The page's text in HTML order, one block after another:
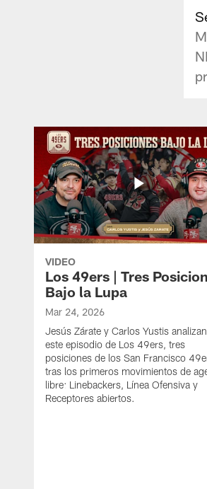
VIDEO
Los 49ers | Tres
Bajo la Lupa
Mar 24, 2026
Jesús Zárate y Carlos Yustis
este episodio de Los 49ers, tres
posiciones de los San Francisco
tras los primeros movimientos de
libre: Linebackers, Línea Ofensiva y
Receptores abiertos.